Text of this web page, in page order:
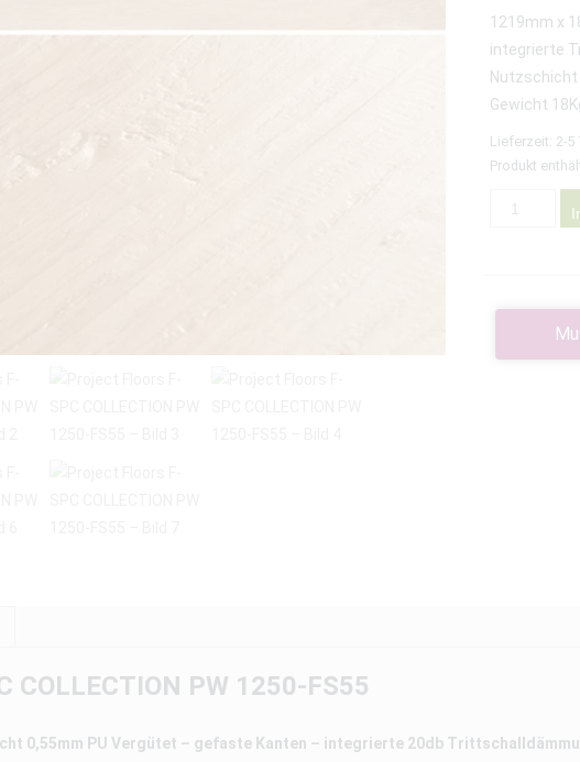
1219mm x
integrierte
Nutzschicht
Gewicht
Lieferzeit: 2-5
Produkt
PW 1250-FS55
0,55mm PU Vergütet – gefaste Kanten – integrierte 20db